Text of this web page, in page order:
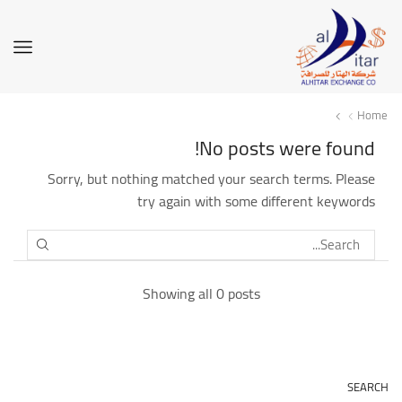
Home
No posts were found!
Sorry, but nothing matched your search terms. Please
try again with some different keywords
SEARCH
Showing all 0 posts
SEARCH